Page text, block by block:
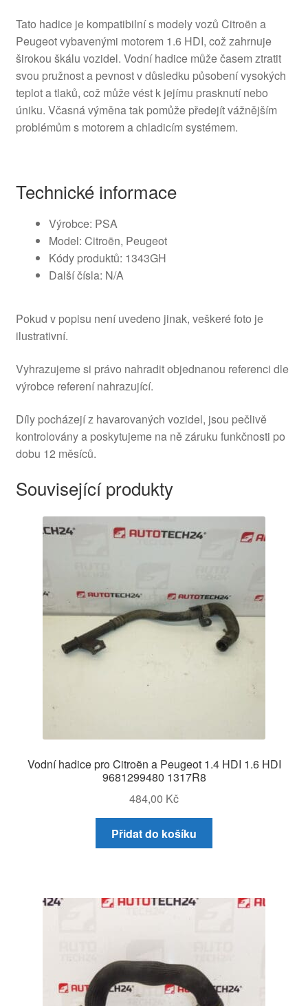
Tato hadice je kompatibilní s modely vozů Citroën a
Peugeot vybavenými motorem 1.6 HDI, což zahrnuje
širokou škálu vozidel. Vodní hadice může časem ztratit
svou pružnost a pevnost v důsledku působení vysokých
teplot a tlaků, což může vést k jejímu prasknutí nebo
úniku. Včasná výměna tak pomůže předejít vážnějším
problémům s motorem a chladicím systémem.
Technické informace
Výrobce: PSA
Model: Citroën, Peugeot
Kódy produktů: 1343GH
Další čísla: N/A
Pokud v popisu není uvedeno jinak, veškeré foto je
ilustrativní.
Vyhrazujeme si právo nahradit objednanou referenci dle
výrobce referení nahrazující.
Díly pocházejí z havarovaných vozidel, jsou pečlivě
kontrolovány a poskytujeme na ně záruku funkčnosti po
dobu 12 měsíců.
Související produkty
Vodní hadice pro Citroën a Peugeot 1.4 HDI 1.6 HDI
9681299480 1317R8
484,00 Kč
Přidat do košíku